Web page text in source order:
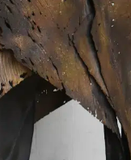
Zoom